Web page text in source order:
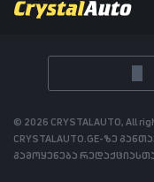
© 2026 CRYSTALAUTO, All
CRYSTALAUTO.GE-ზე
გამოყენება